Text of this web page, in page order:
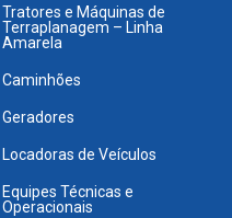
Tratores e Máquinas de
Terraplanagem – Linha
Amarela
Caminhões
Geradores
Locadoras de Veículos
Equipes Técnicas e
Operacionais